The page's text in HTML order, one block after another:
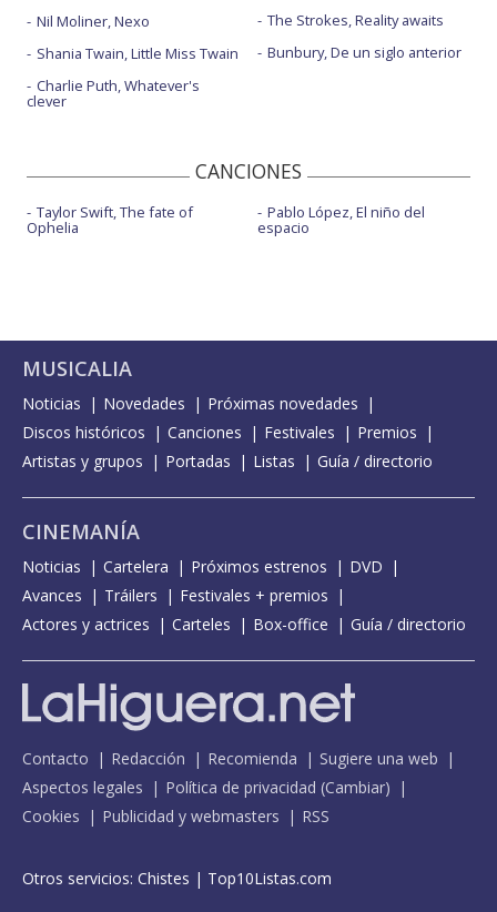
Nil Moliner, Nexo
Shania Twain, Little Miss Twain
Charlie Puth, Whatever's
clever
The Strokes, Reality awaits
Bunbury, De un siglo anterior
CANCIONES
Taylor Swift, The fate of
Ophelia
Pablo López, El niño del
espacio
MUSICALIA
Noticias Novedades
Próximas novedades
Discos históricos
Canciones Festivales
Premios
Artistas y grupos
Portadas Listas Guía / directorio
CINEMANÍA
Noticias Cartelera Próximos estrenos
DVD
Avances
Tráilers
Festivales + premios
Actores y actrices
Carteles Box-office Guía / directorio
Contacto Redacción Recomienda
Sugiere una web
Aspectos legales
Política de privacidad (Cambiar)
Cookies
Publicidad y webmasters RSS
Otros servicios: Chistes | Top10Listas.com